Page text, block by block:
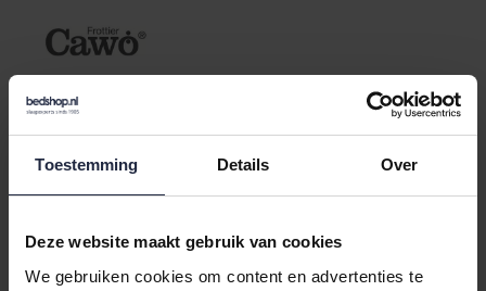
Toestemming Details Over
Deze website maakt gebruik van cookies
We gebruiken cookies om content en advertenties te
Aantal Maat Prijs